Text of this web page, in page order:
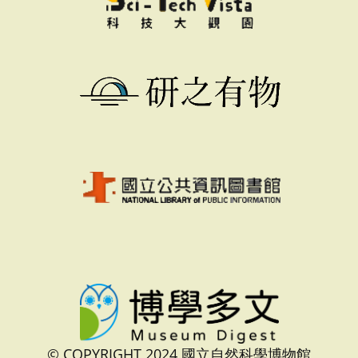
© COPYRIGHT 2024 國立自然科學博物館